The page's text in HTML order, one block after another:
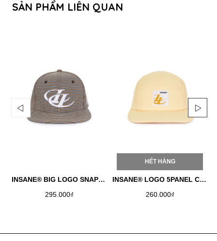
SẢN PHẨM LIÊN QUAN
INSANE® BIG LOGO SNAPBACK
295.000₫
HẾT HÀNG
INSANE® LOGO 5PANEL CAP - LEMON CHIFFON
260.000₫